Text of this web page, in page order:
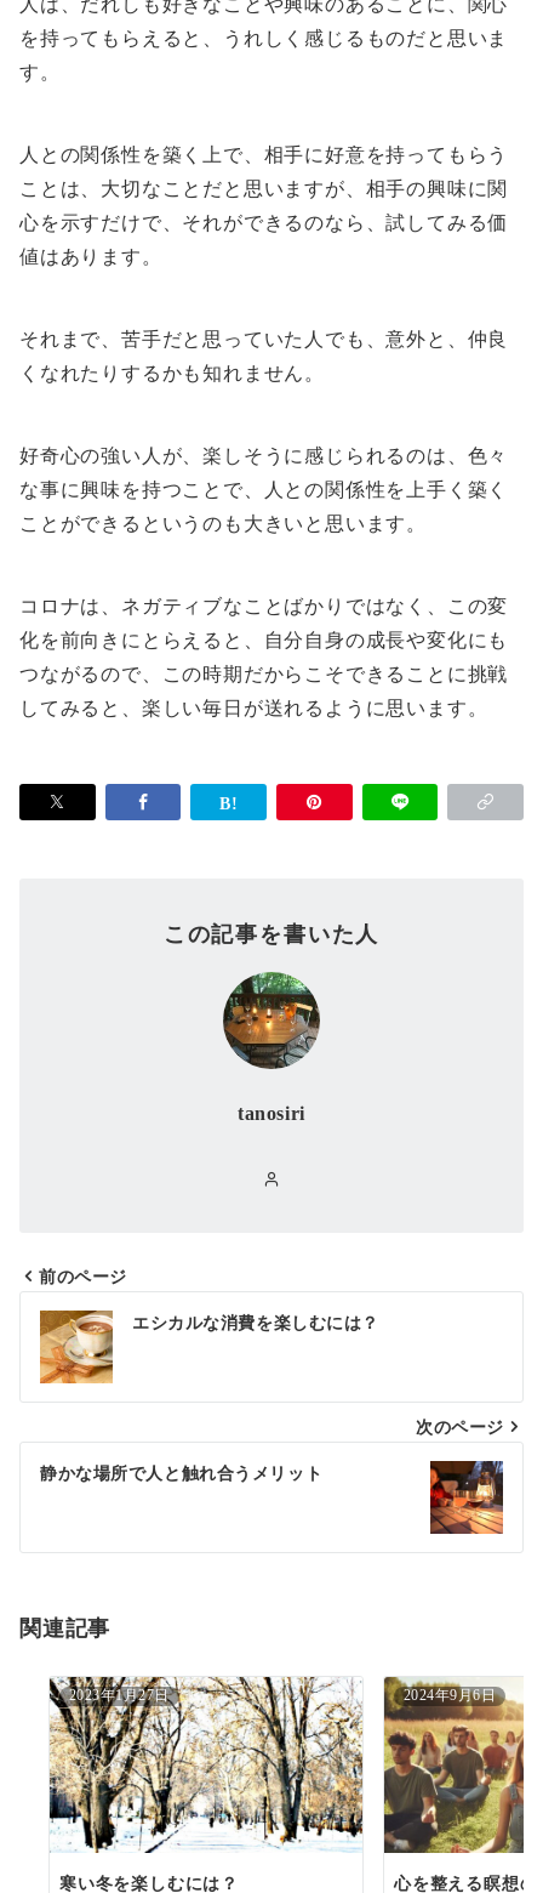
人は、だれしも好きなことや興味のあることに、関心
を持ってもらえると、うれしく感じるものだと思いま
す。
人との関係性を築く上で、相手に好意を持ってもらう
ことは、大切なことだと思いますが、相手の興味に関
心を示すだけで、それができるのなら、試してみる価
値はあります。
それまで、苦手だと思っていた人でも、意外と、仲良
くなれたりするかも知れません。
好奇心の強い人が、楽しそうに感じられるのは、色々
な事に興味を持つことで、人との関係性を上手く築く
ことができるというのも大きいと思います。
コロナは、ネガティブなことばかりではなく、この変
化を前向きにとらえると、自分自身の成長や変化にも
つながるので、この時期だからこそできることに挑戦
してみると、楽しい毎日が送れるように思います。
この記事を書いた人
tanosiri
投
稿
ナ
ビ
ゲ
シ
ン
前のページ
エシカルな消費を楽しむには？
次のページ
静かな場所で人と触れ合うメリット
関連記事
2023年1月27日
寒い冬を楽しむには？
2024年9月6日
心を整える瞑想の